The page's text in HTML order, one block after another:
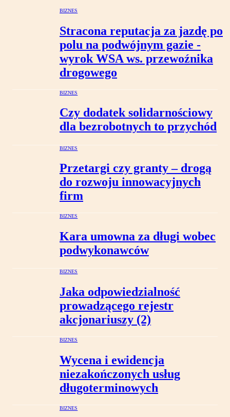
BIZNES
Stracona reputacja za jazdę po
polu na podwójnym gazie -
wyrok WSA ws. przewoźnika
drogowego
BIZNES
Czy dodatek solidarnościowy
dla bezrobotnych to przychód
BIZNES
Przetargi czy granty – drogą
do rozwoju innowacyjnych
firm
BIZNES
Kara umowna za długi wobec
podwykonawców
BIZNES
Jaka odpowiedzialność
prowadzącego rejestr
akcjonariuszy (2)
BIZNES
Wycena i ewidencja
niezakończonych usług
długoterminowych
BIZNES